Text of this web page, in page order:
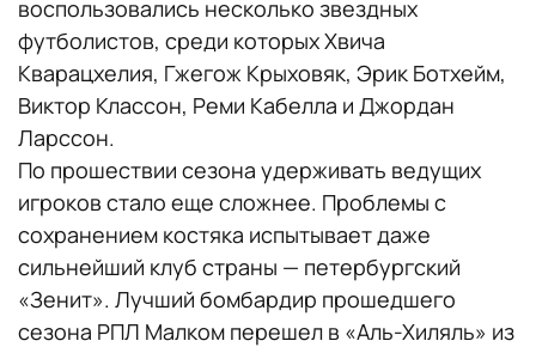
воспользовались несколько звездных
футболистов, среди которых Хвича
Кварацхелия, Гжегож Крыховяк, Эрик Ботхейм,
Виктор Классон, Реми Кабелла и Джордан
Ларссон.
По прошествии сезона удерживать ведущих
игроков стало еще сложнее. Проблемы с
сохранением костяка испытывает даже
сильнейший клуб страны — петербургский
«Зенит». Лучший бомбардир прошедшего
сезона РПЛ Малком перешел в «Аль-Хиляль» из